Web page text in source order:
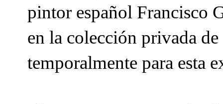
pintor español Francisco
en la colección privada
temporalmente para esta